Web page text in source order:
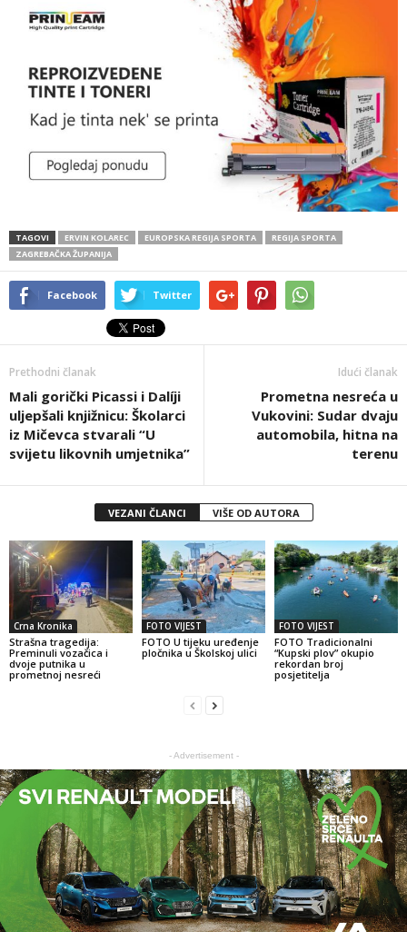
TAGOVI ERVIN KOLAREC EUROPSKA REGIJA SPORTA
REGIJA SPORTA
ZAGREBAČKA ŽUPANIJA
Facebook Twitter
Prethodni članak
Mali gorički Picassi i Dalíji
uljepšali knjižnicu: Školarci
iz Mičevca stvarali “U
svijetu likovnih umjetnika”
Idući članak
Prometna nesreća u
Vukovini: Sudar dvaju
automobila, hitna na
terenu
VEZANI ČLANCI VIŠE OD AUTORA
Crna Kronika
Strašna tragedija:
Preminuli vozačica i
dvoje putnika u
prometnoj nesreći
FOTO VIJEST
FOTO U tijeku uređenje
pločnika u Školskoj ulici
FOTO VIJEST
FOTO Tradicionalni
“Kupski plov” okupio
rekordan broj
posjetitelja
- Advertisement -